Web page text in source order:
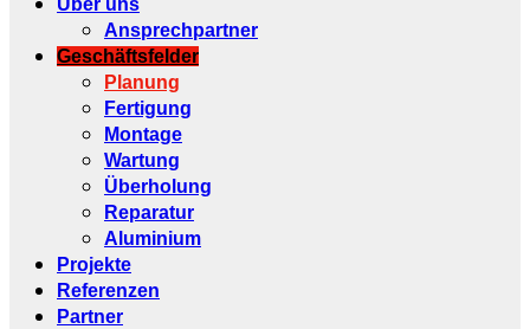
Über uns
Ansprechpartner
Geschäftsfelder
Planung
Fertigung
Montage
Wartung
Überholung
Reparatur
Aluminium
Projekte
Referenzen
Partner